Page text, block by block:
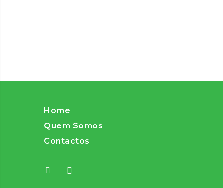
Home
Quem Somos
Contactos